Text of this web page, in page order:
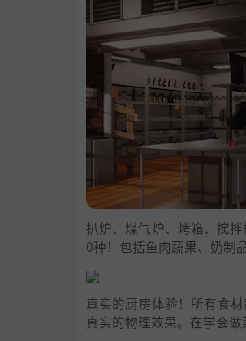
扒炉、煤气炉、烤箱、搅
0种！包括鱼肉蔬果、奶制
真实的厨房体验！所有食
真实的物理效果。在学会